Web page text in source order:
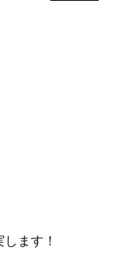
ます！